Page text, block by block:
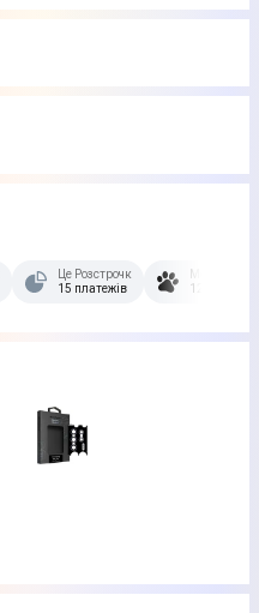
Це Розстрочка
15 платежів
12 платежів